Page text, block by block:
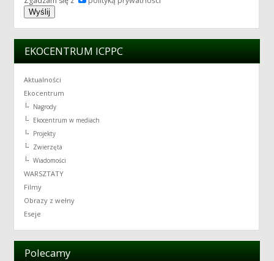
EKOCENTRUM ICPPC
Aktualności
Ekocentrum
Nagrody
Ekocentrum w mediach
Projekty
Zwierzęta
Wiadomości
WARSZTATY
Filmy
Obrazy z wełny
Eseje
Polecamy